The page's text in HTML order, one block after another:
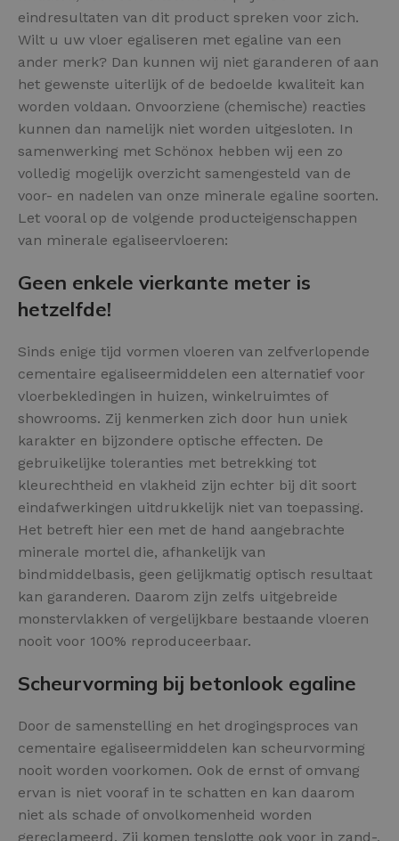
eindresultaten van dit product spreken voor zich.
Wilt u uw vloer egaliseren met egaline van een
ander merk? Dan kunnen wij niet garanderen of aan
het gewenste uiterlijk of de bedoelde kwaliteit kan
worden voldaan. Onvoorziene (chemische) reacties
kunnen dan namelijk niet worden uitgesloten. In
samenwerking met Schönox hebben wij een zo
volledig mogelijk overzicht samengesteld van de
voor- en nadelen van onze minerale egaline soorten.
Let vooral op de volgende producteigenschappen
van minerale egaliseervloeren:
Geen enkele vierkante meter is
hetzelfde!
Sinds enige tijd vormen vloeren van zelfverlopende
cementaire egaliseermiddelen een alternatief voor
vloerbekledingen in huizen, winkelruimtes of
showrooms. Zij kenmerken zich door hun uniek
karakter en bijzondere optische effecten. De
gebruikelijke toleranties met betrekking tot
kleurechtheid en vlakheid zijn echter bij dit soort
eindafwerkingen uitdrukkelijk niet van toepassing.
Het betreft hier een met de hand aangebrachte
minerale mortel die, afhankelijk van
bindmiddelbasis, geen gelijkmatig optisch resultaat
kan garanderen. Daarom zijn zelfs uitgebreide
monstervlakken of vergelijkbare bestaande vloeren
nooit voor 100% reproduceerbaar.
Scheurvorming bij betonlook egaline
Door de samenstelling en het drogingsproces van
cementaire egaliseermiddelen kan scheurvorming
nooit worden voorkomen. Ook de ernst of omvang
ervan is niet vooraf in te schatten en kan daarom
niet als schade of onvolkomenheid worden
gereclameerd. Zij komen tenslotte ook voor in zand-,